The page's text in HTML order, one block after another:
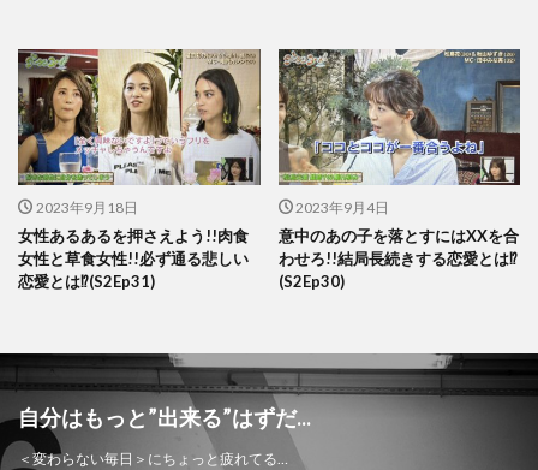
2023年9月18日
女性あるあるを押さえよう!!肉食
女性と草食女性!!必ず通る悲しい
恋愛とは⁉(S2Ep31)
2023年9月4日
意中のあの子を落とすにはXXを合
わせろ!!結局長続きする恋愛とは⁉
(S2Ep30)
自分はもっと”出来る”はずだ...
＜変わらない毎日＞にちょっと疲れてる…